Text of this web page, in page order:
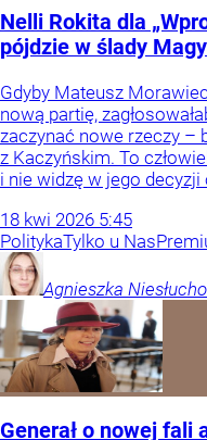
Nelli Rokita dla
pójdzie w ślady
Gdyby Mateusz
nową partię,
zaczynać nowe rzeczy –
z Kaczyńskim. To
i nie widzę w jego decyzji
18 kwi 2026 5:45
PolitykaTylko u Nas
Agnieszka
Generał o nowej fali